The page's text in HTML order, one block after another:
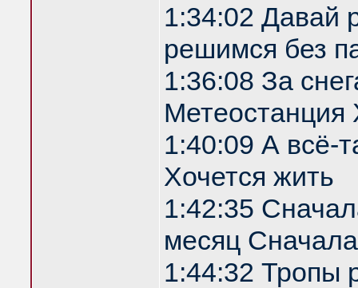
1:34:02 Давай
решимся без
1:36:08 За
Метеостанция
1:40:09 А всё-
Хочется жить
1:42:35
месяц
1:44:32 Тропы